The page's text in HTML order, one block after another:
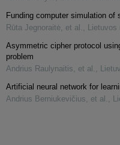
Funding computer simulation
Rūta Jegnoraitė, et al. , Lietuvos
Asymmetric cipher protocol
problem
Andrius Raulynaitis, et al. ,
Artificial neural network for
Andrius Berniukevičius, et al. ,